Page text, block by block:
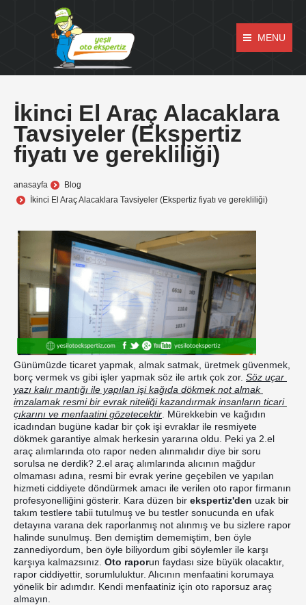
MENU
İkinci El Araç Alacaklara
Tavsiyeler (Ekspertiz
fiyatı ve gerekliliği)
anasayfa
Blog
İkinci El Araç Alacaklara Tavsiyeler (Ekspertiz fiyatı ve gerekliliği)
Günümüzde ticaret yapmak, almak satmak, üretmek güvenmek,
borç vermek vs gibi işler yapmak söz ile artık çok zor. Söz uçar
yazı kalır mantığı ile yapılan işi kağıda dökmek not almak
imzalamak resmi bir evrak niteliği kazandırmak insanların ticari
çıkarını ve menfaatini gözetecektir . Mürekkebin ve kağıdın
icadından bugüne kadar bir çok işi evraklar ile resmiyete
dökmek garantiye almak herkesin yararına oldu. Peki ya 2.el
araç alımlarında oto rapor neden alınmalıdır diye bir soru
sorulsa ne derdik? 2.el araç alımlarında alıcının mağdur
olmaması adına, resmi bir evrak yerine geçebilen ve yapılan
hizmeti ciddiyete döndürmek amacı ile verilen oto rapor firmanın
profesyonelliğini gösterir. Kara düzen bir ekspertiz'den uzak bir
takım testlere tabii tutulmuş ve bu testler sonucunda en ufak
detayına varana dek raporlanmış not alınmış ve bu sizlere rapor
halinde sunulmuş. Ben demiştim dememiştim, ben öyle
zannediyordum, ben öyle biliyordum gibi söylemler ile karşı
karşıya kalmazsınız. Oto raporun faydası size büyük olacaktır,
rapor ciddiyettir, sorumluluktur. Alıcının menfaatini korumaya
yönelik bir adımdır. Kendi menfaatiniz için oto raporsuz araç
almayın.